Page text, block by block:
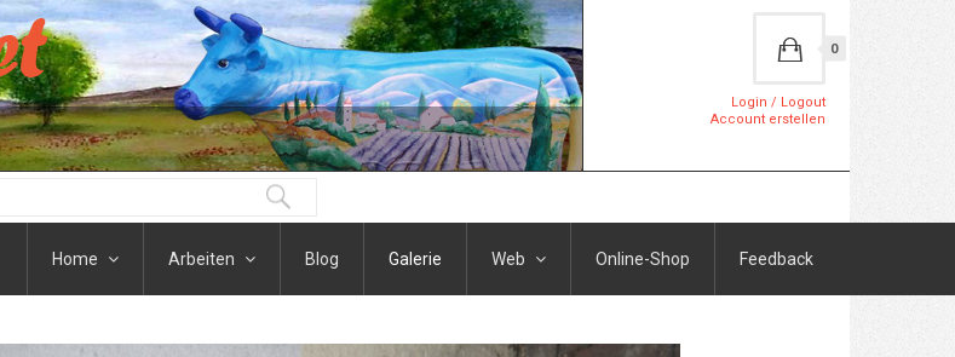
0
Login / Logout
Account erstellen
Home Arbeiten Blog Galerie Web Online-Shop Feedback